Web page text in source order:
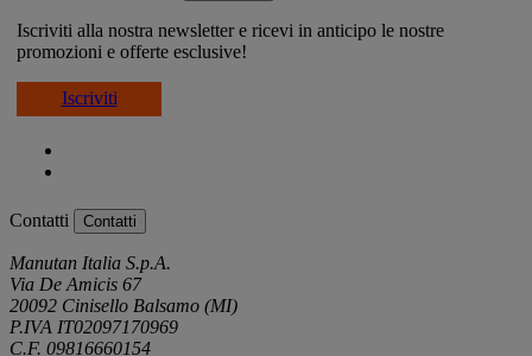
Iscriviti alla nostra newsletter e ricevi in anticipo le nostre
promozioni e offerte esclusive!
Iscriviti
Contatti Contatti
Manutan Italia S.p.A.
Via De Amicis 67
20092 Cinisello Balsamo (MI)
P.IVA IT02097170969
C.F. 09816660154